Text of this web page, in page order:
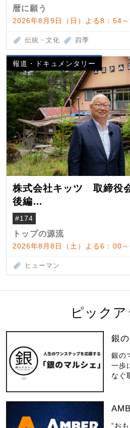
暦に願う
2026年8月9日（日）よる8：54
伝統・文化 四季
報道・ドキュメンタリー
株式会社キッツ 取締
後編
米国駐在でも浮かんだ八
んだ父母
#174
トップの源流
2026年8月8日（土）よる6：00
ヒューマン
ピック
銀
銀の
一歩
なぐ
“お